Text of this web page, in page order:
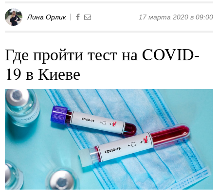
Лина Орлик 17 марта 2020 в 09:00
Где пройти тест на COVID-
19 в Киеве